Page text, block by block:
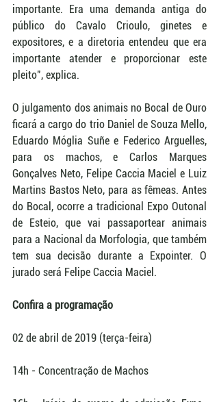
importante. Era uma demanda antiga do
público do Cavalo Crioulo, ginetes e
expositores, e a diretoria entendeu que era
importante atender e proporcionar este
pleito", explica.
O julgamento dos animais no Bocal de Ouro
ficará a cargo do trio Daniel de Souza Mello,
Eduardo Móglia Suñe e Federico Arguelles,
para os machos, e Carlos Marques
Gonçalves Neto, Felipe Caccia Maciel e Luiz
Martins Bastos Neto, para as fêmeas. Antes
do Bocal, ocorre a tradicional Expo Outonal
de Esteio, que vai passaportear animais
para a Nacional da Morfologia, que também
tem sua decisão durante a Expointer. O
jurado será Felipe Caccia Maciel.
Confira a programação
02 de abril de 2019 (terça-feira)
14h - Concentração de Machos